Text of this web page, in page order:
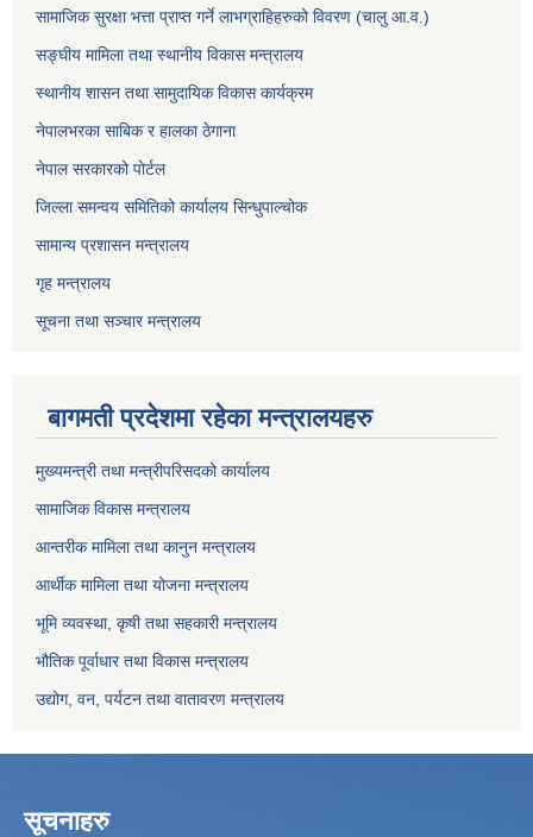
सामाजिक सुरक्षा भत्ता प्राप्त गर्ने लाभग्राहिहरुको विवरण (चालु आ.व.)
सङ्घीय मामिला तथा स्थानीय विकास मन्त्रालय
स्थानीय शासन तथा सामुदायिक विकास कार्यक्रम
नेपालभरका साबिक र हालका ठेगाना
नेपाल सरकारको पोर्टल
जिल्ला समन्वय समितिको कार्यालय सिन्धुपाल्चोक
सामान्य प्रशासन मन्त्रालय
गृह मन्त्रालय
सूचना तथा सञ्चार मन्त्रालय
बागमती प्रदेशमा रहेका मन्त्रालयहरु
मुख्यमन्त्री तथा मन्त्रीपरिसदको कार्यालय
सामाजिक विकास मन्त्रालय
आन्तरीक मामिला तथा कानुन मन्त्रालय
आर्थीक मामिला तथा योजना मन्त्रालय
भूमि व्यवस्था, कृषी तथा सहकारी मन्त्रालय
भौतिक पूर्वाधार तथा विकास मन्त्रालय
उद्योग, वन, पर्यटन तथा वातावरण मन्त्रालय
सूचनाहरु